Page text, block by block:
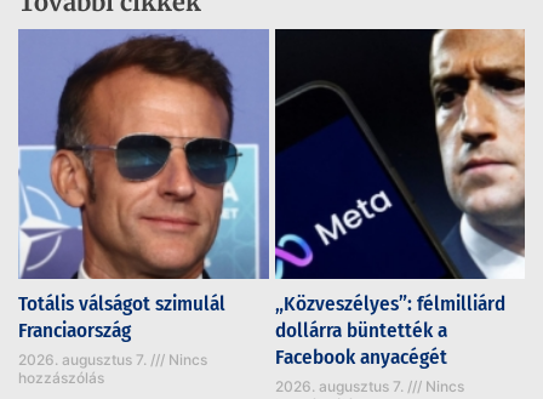
Totális válságot szimulál
Franciaország
2026. augusztus 7.
Nincs
hozzászólás
„Közveszélyes”: félmilliárd
dollárra büntették a
Facebook anyacégét
2026. augusztus 7.
Nincs